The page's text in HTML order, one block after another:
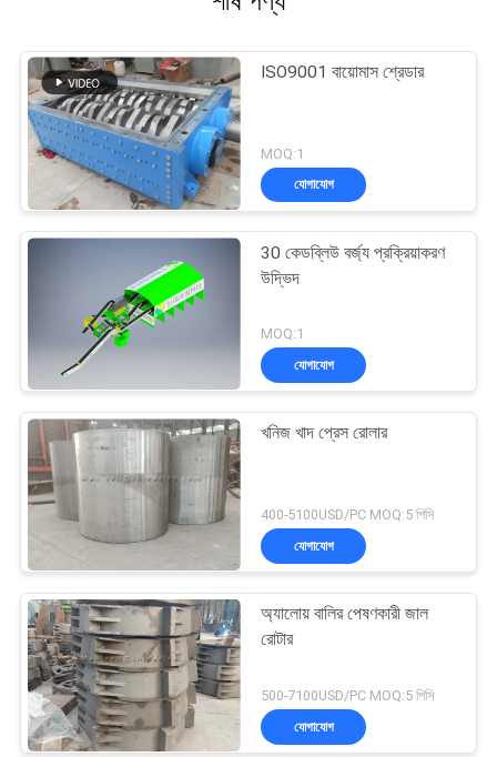
ISO9001 বায়োমাস শ্রেডার
MOQ:1
যোগাযোগ
30 কেডব্লিউ বর্জ্য প্রক্রিয়াকরণ
উদ্ভিদ
MOQ:1
যোগাযোগ
খনিজ খাদ প্রেস রোলার
400-5100USD/PC MOQ:5 পিসি
যোগাযোগ
অ্যালোয় বালির পেষণকারী জাল
রোটার
500-7100USD/PC MOQ:5 পিসি
যোগাযোগ